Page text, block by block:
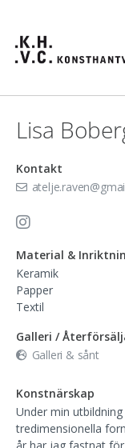
Lisa
Kontakt
Material &
Keramik
Papper
Textil
Galleri /
Galleri & sånt
Konstnärskap
Under min
tredimensionella